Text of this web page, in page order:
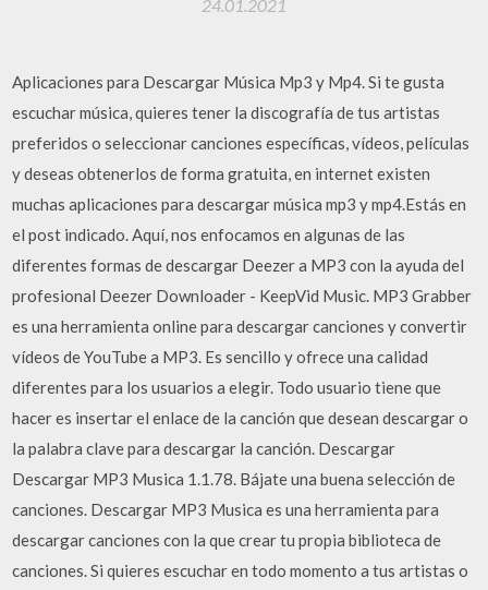
24.01.2021
Aplicaciones para Descargar Música Mp3 y Mp4. Si te gusta
escuchar música, quieres tener la discografía de tus artistas
preferidos o seleccionar canciones específicas, vídeos, películas
y deseas obtenerlos de forma gratuita, en internet existen
muchas aplicaciones para descargar música mp3 y mp4.Estás en
el post indicado. Aquí, nos enfocamos en algunas de las
diferentes formas de descargar Deezer a MP3 con la ayuda del
profesional Deezer Downloader - KeepVid Music. MP3 Grabber
es una herramienta online para descargar canciones y convertir
vídeos de YouTube a MP3. Es sencillo y ofrece una calidad
diferentes para los usuarios a elegir. Todo usuario tiene que
hacer es insertar el enlace de la canción que desean descargar o
la palabra clave para descargar la canción. Descargar
Descargar MP3 Musica 1.1.78. Bájate una buena selección de
canciones. Descargar MP3 Musica es una herramienta para
descargar canciones con la que crear tu propia biblioteca de
canciones. Si quieres escuchar en todo momento a tus artistas o